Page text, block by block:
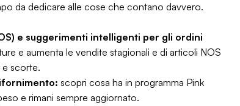
da dedicare alle cose che contano davvero.
e suggerimenti intelligenti per gli ordini
e aumenta le vendite stagionali e di articoli NOS
e scorte.
scopri cosa ha in programma Pink
e rimani sempre aggiornato.